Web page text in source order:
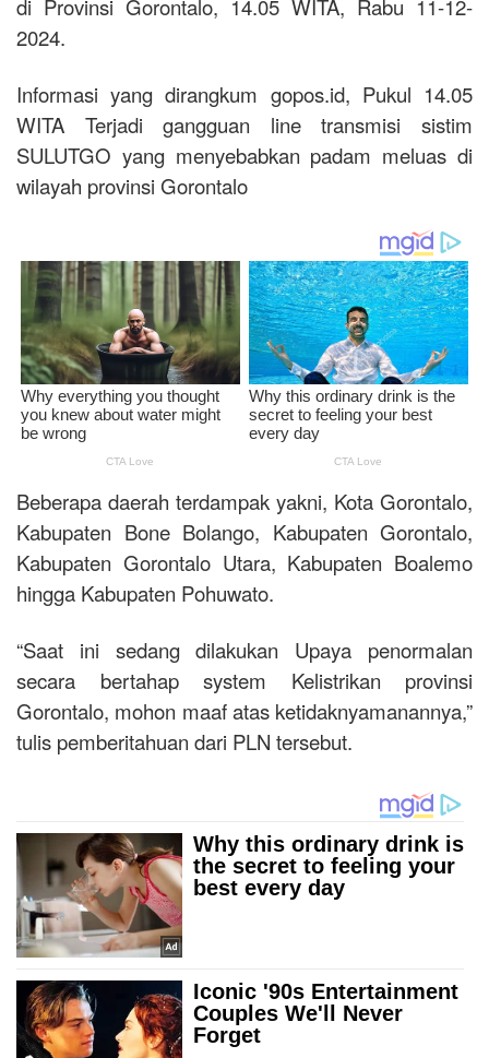
di Provinsi Gorontalo, 14.05 WITA, Rabu 11-12-
2024.
Informasi yang dirangkum gopos.id, Pukul 14.05
WITA Terjadi gangguan line transmisi sistim
SULUTGO yang menyebabkan padam meluas di
wilayah provinsi Gorontalo
Beberapa daerah terdampak yakni, Kota Gorontalo,
Kabupaten Bone Bolango, Kabupaten Gorontalo,
Kabupaten Gorontalo Utara, Kabupaten Boalemo
hingga Kabupaten Pohuwato.
“Saat ini sedang dilakukan Upaya penormalan
secara bertahap system Kelistrikan provinsi
Gorontalo, mohon maaf atas ketidaknyamanannya,”
tulis pemberitahuan dari PLN tersebut.